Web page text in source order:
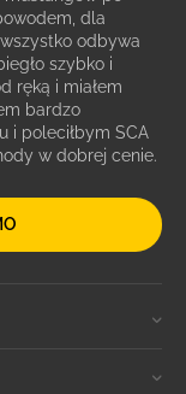
dla
odbywa
szybko i
ręką i miałem
bardzo
i poleciłbym SCA
w dobrej cenie.